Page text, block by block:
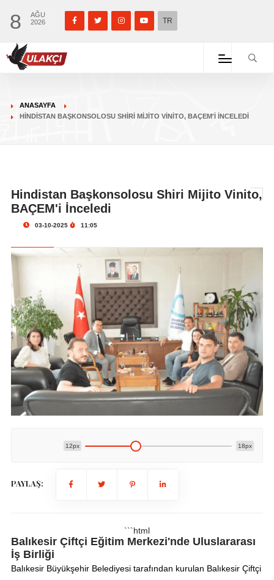
8
AĞU
2026
TR
ANASAYFA
HINDISTAN BAŞKONSOLOSU SHIRI MIJITO VINITO, BAÇEM'I İNCELEDI
Hindistan Başkonsolosu Shiri Mijito Vinito,
BAÇEM'i İnceledi
03-10-2025 11:05
12px 18px
PAYLAŞ:
```html
Balıkesir Çiftçi Eğitim Merkezi'nde Uluslararası
İş Birliği
Balıkesir Büyükşehir Belediyesi tarafından kurulan Balıkesir Çiftçi